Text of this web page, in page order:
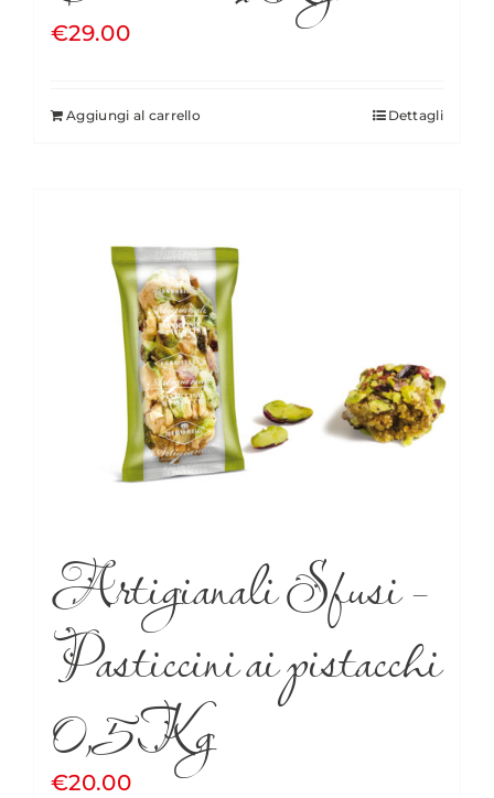
€29.00
Aggiungi al carrello Dettagli
Artigianali Sfusi –
Pasticcini ai pistacchi
0,5Kg
€20.00